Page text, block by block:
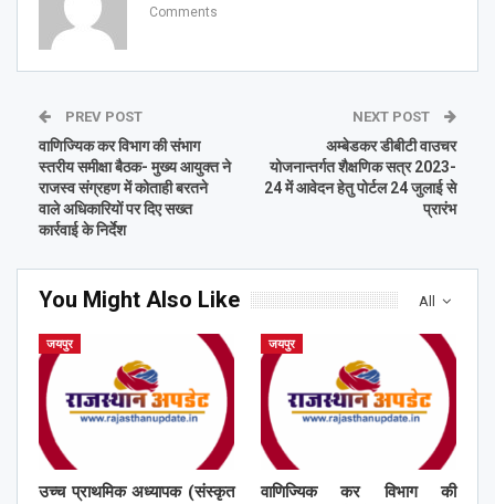
Comments
PREV POST
वाणिज्यिक कर विभाग की संभाग
स्तरीय समीक्षा बैठक- मुख्य आयुक्त ने
राजस्व संग्रहण में कोताही बरतने
वाले अधिकारियों पर दिए सख्त
कार्रवाई के निर्देश
NEXT POST
अम्बेडकर डीबीटी वाउचर
योजनान्तर्गत शैक्षणिक सत्र 2023-
24 में आवेदन हेतु पोर्टल 24 जुलाई से
प्रारंभ
All
You Might Also Like
जयपुर
उच्च प्राथमिक अध्यापक (संस्कृत
जयपुर
वाणिज्यिक कर विभाग की